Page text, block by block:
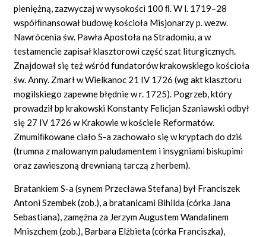
pieniężną, zazwyczaj w wysokości 100 ﬂ. W l. 1719–28
współﬁnansował budowę kościoła Misjonarzy p. wezw.
Nawrócenia św. Pawła Apostoła na Stradomiu, a w
testamencie zapisał klasztorowi część szat liturgicznych.
Znajdował się też wśród fundatorów krakowskiego kościoła
św. Anny. Zmarł w Wielkanoc 21 IV 1726 (wg akt klasztoru
mogilskiego zapewne błędnie w r. 1725). Pogrzeb, który
prowadził bp krakowski Konstanty Felicjan Szaniawski odbył
się 27 IV 1726 w Krakowie w kościele Reformatów.
Zmumiﬁkowane ciało S-a zachowało się w kryptach do dziś
(trumna z malowanym paludamentem i insygniami biskupimi
oraz zawieszoną drewnianą tarczą z herbem).
Bratankiem S-a (synem Przecława Stefana) był Franciszek
Antoni Szembek (zob.), a bratanicami Bihilda (córka Jana
Sebastiana), zamężna za Jerzym Augustem Wandalinem
Mniszchem (zob.), Barbara Elżbieta (córka Franciszka),